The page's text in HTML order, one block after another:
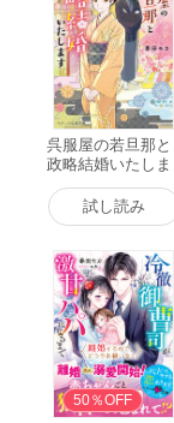
呉服屋の若旦那と
政略結婚いたしま
す 電子書籍版
試し読み
50％OFF